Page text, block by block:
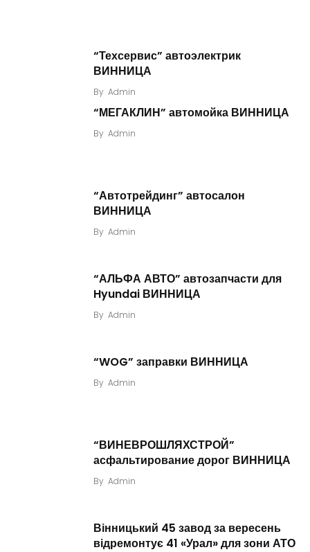
“Техсервис” автоэлектрик
ВИННИЦА
By Admin
“МЕГАКЛИН” автомойка ВИННИЦА
By Admin
“Автотрейдинг” автосалон
ВИННИЦА
By Admin
“АЛЬФА АВТО” автозапчасти для
Hyundai ВИННИЦА
By Admin
“WOG” заправки ВИННИЦА
By Admin
“ВИНЕВРОШЛЯХСТРОЙ”
асфальтирование дорог ВИННИЦА
By Admin
Вінницький 45 завод за вересень
відремонтує 41 «Урал» для зони АТО